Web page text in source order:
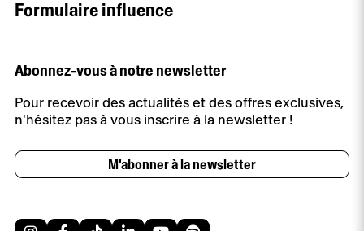
Formulaire influence
Abonnez-vous à notre newsletter
Pour recevoir des actualités et des offres exclusives,
n'hésitez pas à vous inscrire à la newsletter !
M'abonner à la newsletter